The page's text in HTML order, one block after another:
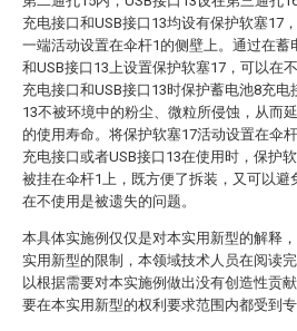
充电接口和USB接口13均设有保护软塞17
一端活动设置在伞杆1的侧壁上。通过在蓄
和USB接口13上设置保护软塞17，可以在
充电接口和USB接口13时保护蓄电池8充电
13不被环境中的粉尘、微粒所侵蚀，从而
的使用寿命。将保护软塞17活动设置在伞
充电接口或者USB接口13在使用时，保护
被挂在伞杆1上，既方便了拆装，又可以避
在不使用是被遗失的问题。
本具体实施例仅仅是对本实用新型的解释
实用新型的限制，本领域技术人员在阅读
以根据需要对本实施例做出没有创造性贡
要在本实用新型的权利要求范围内都受到专